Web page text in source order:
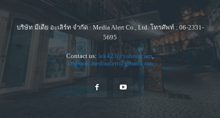
บริษัท มีเดีย อะเลิร์ท จำกัด : Media Alert Co., Ltd. โทรศัพท์ : 06-2331-
5695
Contact us: lek423@yahoo.com
krapook.mediaalert@gmail.com